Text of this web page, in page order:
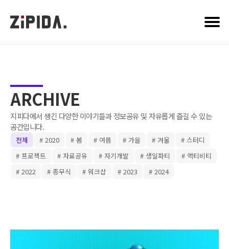
ARCHIVE
지피다에서 생긴 다양한 이야기들과 정보공유 및 자유롭게 즐길 수 있는
공간입니다.
전체 # 2020 # 봄 # 여름 # 가을 # 겨울
# 스터디
# 프로젝트
# 자료공유 # 자기개발 # 생일파티
# 액티비티
# 2022
# 종무식 # 워크샵 # 2023 # 2024